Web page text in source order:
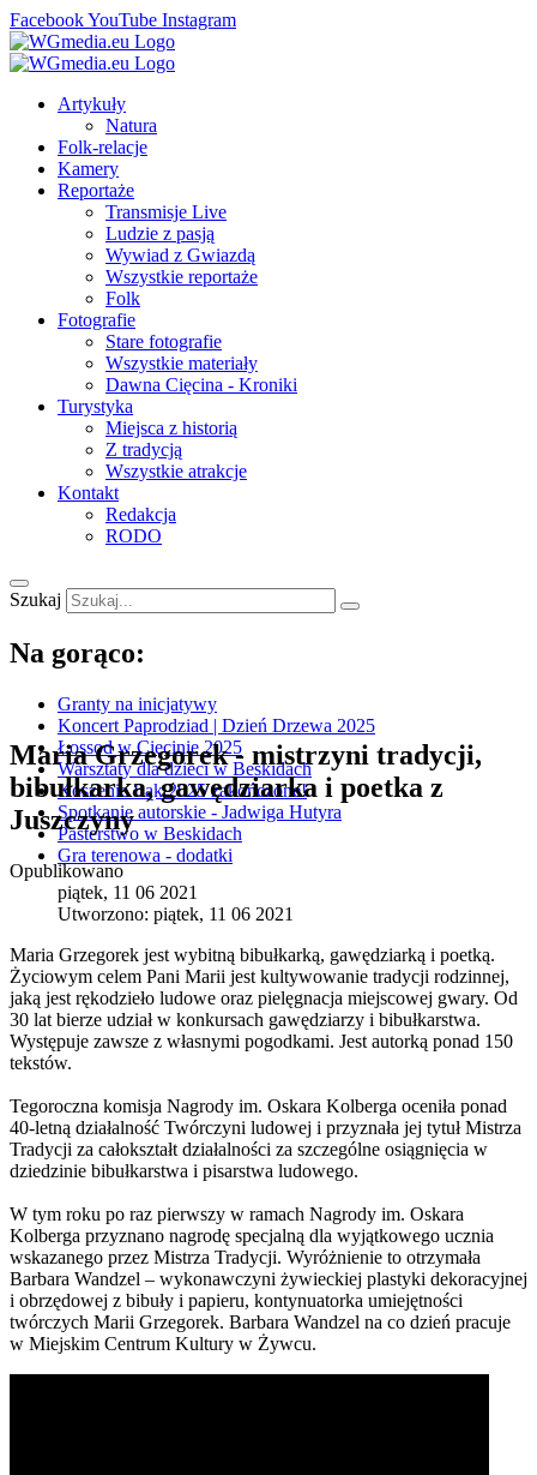
FacebookYouTube Instagram
Artykuły
Natura
Folk-relacje
Kamery
Reportaże
Transmisje Live
Ludzie z pasją
Wywiad z Gwiazdą
Wszystkie reportaże
Folk
Fotografie
Stare fotografie
Wszystkie materiały
Dawna Cięcina - Kroniki
Turystyka
Miejsca z historią
Z tradycją
Wszystkie atrakcje
Kontakt
Redakcja
RODO
Szukaj
Na gorąco:
Granty na inicjatywy
Koncert Paprodziad | Dzień Drzewa 2025
Łossod w Cięcinie 2025
Warsztaty dla dzieci w Beskidach
Koszenie Łąk 2025 zakończone!
Spotkanie autorskie - Jadwiga Hutyra
Pasterstwo w Beskidach
Gra terenowa - dodatki
Maria Grzegorek - mistrzyni tradycji,
bibułkarka, gawędziarka i poetka z
Juszczyny
Opublikowano
piątek, 11 06 2021
Utworzono: piątek, 11 06 2021
Maria Grzegorek jest wybitną bibułkarką, gawędziarką i poetką.
Życiowym celem Pani Marii jest kultywowanie tradycji rodzinnej,
jaką jest rękodzieło ludowe oraz pielęgnacja miejscowej gwary. Od
30 lat bierze udział w konkursach gawędziarzy i bibułkarstwa.
Występuje zawsze z własnymi pogodkami. Jest autorką ponad 150
tekstów.
Tegoroczna komisja Nagrody im. Oskara Kolberga oceniła ponad
40-letną działalność Twórczyni ludowej i przyznała jej tytuł Mistrza
Tradycji za całokształt działalności za szczególne osiągnięcia w
dziedzinie bibułkarstwa i pisarstwa ludowego.
W tym roku po raz pierwszy w ramach Nagrody im. Oskara
Kolberga przyznano nagrodę specjalną dla wyjątkowego ucznia
wskazanego przez Mistrza Tradycji. Wyróżnienie to otrzymała
Barbara Wandzel – wykonawczyni żywieckiej plastyki dekoracyjnej
i obrzędowej z bibuły i papieru, kontynuatorka umiejętności
twórczych Marii Grzegorek. Barbara Wandzel na co dzień pracuje
w Miejskim Centrum Kultury w Żywcu.